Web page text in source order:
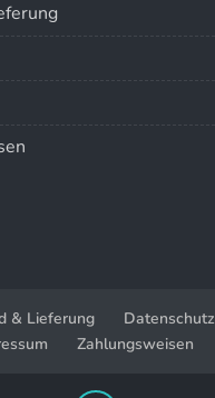
& Lieferung
Datenschutz
Zahlungsweisen